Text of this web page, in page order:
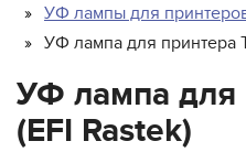
УФ лампы для
УФ лампа для принтера
УФ лампа для
(EFI Rastek)